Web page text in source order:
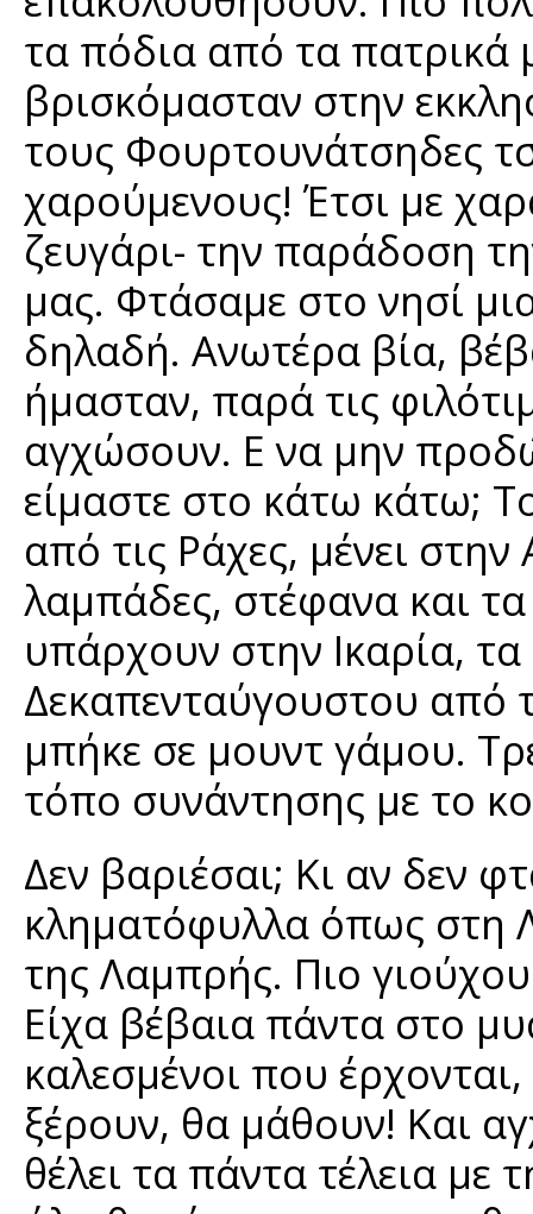
τα πόδια από τα πατρικά
βρισκόμασταν στην
τους Φουρτουνάτσηδες
χαρούμενους! Έτσι με
ζευγάρι- την παράδοση
μας. Φτάσαμε στο νησί
δηλαδή. Ανωτέρα βία,
ήμασταν, παρά τις
αγχώσουν. Ε να μην
είμαστε στο κάτω κάτω;
από τις Ράχες, μένει στην
λαμπάδες, στέφανα και
υπάρχουν στην Ικαρία,
Δεκαπενταύγουστου από
μπήκε σε μουντ γάμου.
τόπο συνάντησης με το
Δεν βαριέσαι; Κι αν δεν
κληματόφυλλα όπως στη
της Λαμπρής. Πιο
Είχα βέβαια πάντα στο
καλεσμένοι που
ξέρουν, θα μάθουν! Και
θέλει τα πάντα τέλεια με